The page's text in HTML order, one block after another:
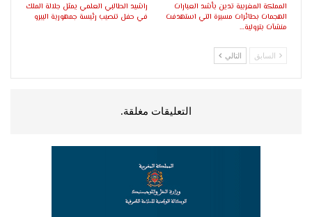
المملكة المغربية تدين بأشد العبارات
الهجمات بطائرات مسيرة التي استهدفت
منشآت بترولية…
راشيد الطالبي العلمي يمثل جلالة الملك
في حفل تنصيب رئيسة جمهورية البيرو
السابق التالي
التعليقات مغلقة.